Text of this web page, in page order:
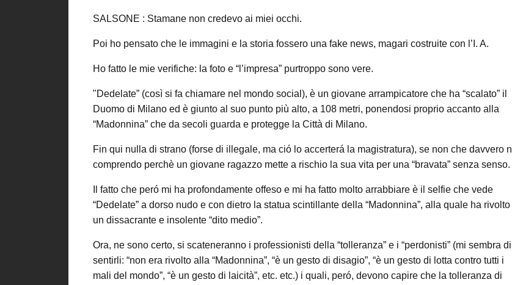
SALSONE : Stamane non credevo ai miei occhi.
Poi ho pensato che le immagini e la storia fossero una fake news, magari costruite con l’I. A.
Ho fatto le mie verifiche: la foto e “l’impresa” purtroppo sono vere.
"Dedelate” (così si fa chiamare nel mondo social), è un giovane arrampicatore che ha “scalato” il
Duomo di Milano ed è giunto al suo punto più alto, a 108 metri, ponendosi proprio accanto alla
“Madonnina” che da secoli guarda e protegge la Città di Milano.
Fin qui nulla di strano (forse di illegale, ma ció lo accerterá la magistratura), se non che davvero
comprendo perchè un giovane ragazzo mette a rischio la sua vita per una “bravata” senza senso.
Il fatto che peró mi ha profondamente offeso e mi ha fatto molto arrabbiare è il selfie che vede
“Dedelate” a dorso nudo e con dietro la statua scintillante della “Madonnina”, alla quale ha rivolto
un dissacrante e insolente “dito medio”.
Ora, ne sono certo, si scateneranno i professionisti della “tolleranza” e i “perdonisti” (mi sembra di
sentirli: “non era rivolto alla “Madonnina”, “è un gesto di disagio”, “è un gesto di lotta contro tutti i
mali del mondo”, “è un gesto di laicità”, etc. etc.) i quali, peró, devono capire che la tolleranza di